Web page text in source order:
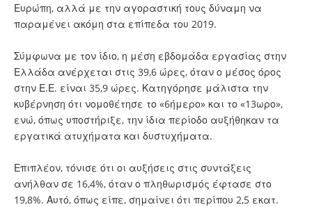
Ευρώπη, αλλά με την αγοραστική τους δύναμη να
παραμένει ακόμη στα επίπεδα του 2019.
Σύμφωνα με τον ίδιο, η μέση εβδομάδα εργασίας στην
Ελλάδα ανέρχεται στις 39,6 ώρες, όταν ο μέσος όρος
στην Ε.Ε. είναι 35,9 ώρες. Κατηγόρησε μάλιστα την
κυβέρνηση ότι νομοθέτησε το «6ήμερο» και το «13ωρο»,
ενώ, όπως υποστήριξε, την ίδια περίοδο αυξήθηκαν τα
εργατικά ατυχήματα και δυστυχήματα.
Επιπλέον, τόνισε ότι οι αυξήσεις στις συντάξεις
ανήλθαν σε 16,4%, όταν ο πληθωρισμός έφτασε στο
19,8%. Αυτό, όπως είπε, σημαίνει ότι περίπου 2,5 εκατ.